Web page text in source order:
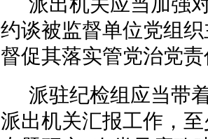
约谈被监督单位党组
督促其落实管党治党
派驻纪检组应当带
派出机关汇报工作，